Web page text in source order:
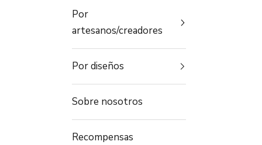
Por
artesanos/creadores
Por diseños
Sobre nosotros
Recompensas